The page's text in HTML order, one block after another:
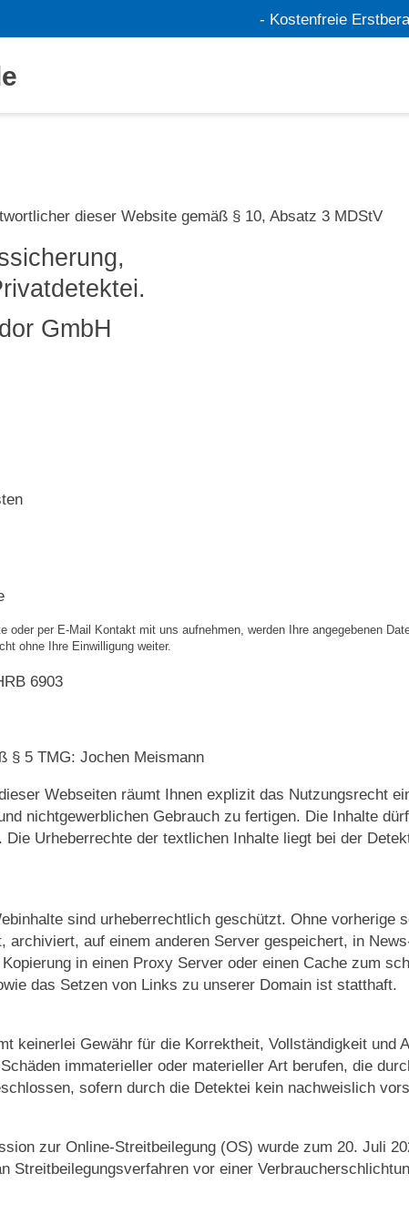
- Kostenfreie
dieser Website gemäß § 10, Absatz 3 MDStV
GmbH
oder per E-Mail Kontakt mit uns aufnehmen, werden Ihre angegebenen
ohne Ihre Einwilligung weiter.
6903
§ 5 TMG: Jochen Meismann
Webseiten räumt Ihnen explizit das Nutzungsrecht
nichtgewerblichen Gebrauch zu fertigen. Die Inhalte
Urheberrechte der textlichen Inhalte liegt bei der
sind urheberrechtlich geschützt. Ohne
archiviert, auf einem anderen Server gespeichert, in
in einen Proxy Server oder einen Cache zum
das Setzen von Links zu unserer Domain ist statthaft.
keinerlei Gewähr für die Korrektheit, Vollständigkeit
immaterieller oder materieller Art berufen, die
sofern durch die Detektei kein nachweislich
zur Online-Streitbeilegung (OS) wurde zum 20. Juli
Streitbeilegungsverfahren vor einer